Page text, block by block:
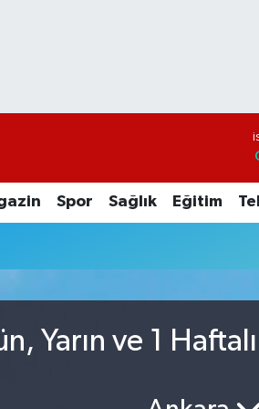
Spor Sağlık Eğitim
Yarın ve 1